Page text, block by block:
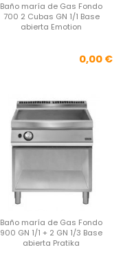
Baño maría de Gas Fondo
700 2 Cubas GN 1/1 Base
abierta Emotion
0,00 €
Baño maría de Gas Fondo
900 GN 1/1 + 2 GN 1/3 Base
abierta Pratika